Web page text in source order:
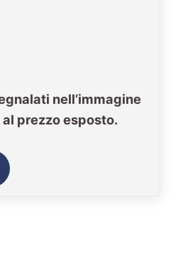
nell’immagine
prezzo esposto.